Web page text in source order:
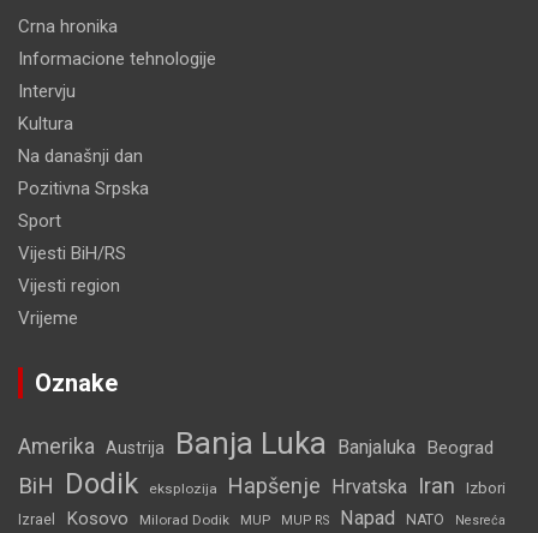
Crna hronika
Informacione tehnologije
Intervju
Kultura
Na današnji dan
Pozitivna Srpska
Sport
Vijesti BiH/RS
Vijesti region
Vrijeme
Oznake
Amerika Austrija Banja Luka Banjaluka Beograd
BiH Dodik eksplozija Hapšenje Hrvatska Iran Izbori
Izrael Kosovo Milorad Dodik MUP MUP RS Napad NATO Nesreća